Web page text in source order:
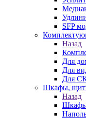
SFP
Назад
Для
Для
Для
Шкафы,
Назад